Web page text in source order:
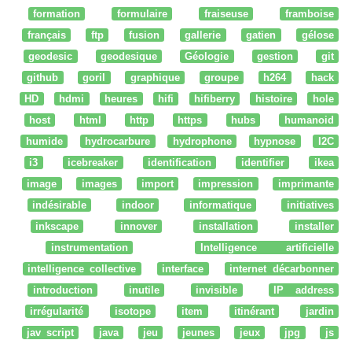
formation
formulaire fraiseuse
framboise
français
ftp fusion gallerie gatien
gélose
geodesic
geodesique Géologie gestion
git
github
goril graphique groupe h264
hack
HD
hdmi heures hifi hifiberry histoire
hole
host
html http https hubs
humanoid
humide
hydrocarbure hydrophone hypnose
I2C
i3
icebreaker identification identifier
ikea
image
images import impression
imprimante
indésirable
indoor informatique
initiatives
inkscape
innover installation
installer
instrumentation
Intelligence artificielle
intelligence collective
interface
internet décarbonner
introduction
inutile invisible
IP address
irrégularité
isotope item itinérant
jardin
jav script
java jeu jeunes jeux jpg
js